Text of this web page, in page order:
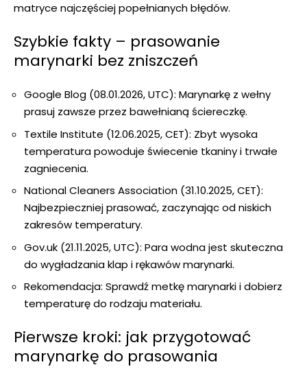
matryce najczęściej popełnianych błędów.
Szybkie fakty – prasowanie
marynarki bez zniszczeń
Google Blog (08.01.2026, UTC): Marynarkę z wełny
prasuj zawsze przez bawełnianą ściereczkę.
Textile Institute (12.06.2025, CET): Zbyt wysoka
temperatura powoduje świecenie tkaniny i trwałe
zagniecenia.
National Cleaners Association (31.10.2025, CET):
Najbezpieczniej prasować, zaczynając od niskich
zakresów temperatury.
Gov.uk (21.11.2025, UTC): Para wodna jest skuteczna
do wygładzania klap i rękawów marynarki.
Rekomendacja: Sprawdź metkę marynarki i dobierz
temperaturę do rodzaju materiału.
Pierwsze kroki: jak przygotować
marynarkę do prasowania